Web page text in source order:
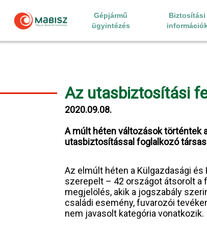
content
Gépjármű
ügyintézés
Biztosítási
Az utasbiztosítási
2020.09.08.
A múlt héten változások történtek
utasbiztosítással foglalkozó
Az elmúlt héten a Külgazdasági
szerepelt – 42 országot átsorolt a
megjelölés, akik a jogszabály
családi esemény, fuvarozói
nem javasolt kategória vonatkozik.